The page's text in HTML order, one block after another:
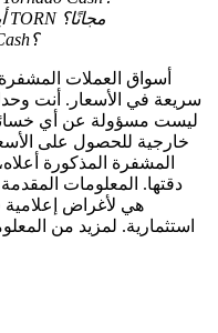
تحليل البيانات الضخمة
أين يمكنك الحصول على مكافآت TORN مجانًا؟
كيف يمكنك تتبع سعر Tornado Cash؟
أسواق العملات
سريعة في الأسعار. أنت
خارجية للحصول على
المشفرة المذكورة
دقتها. المعلومات
هي لأغراض إعلامية
استثمارية. لمزيد من